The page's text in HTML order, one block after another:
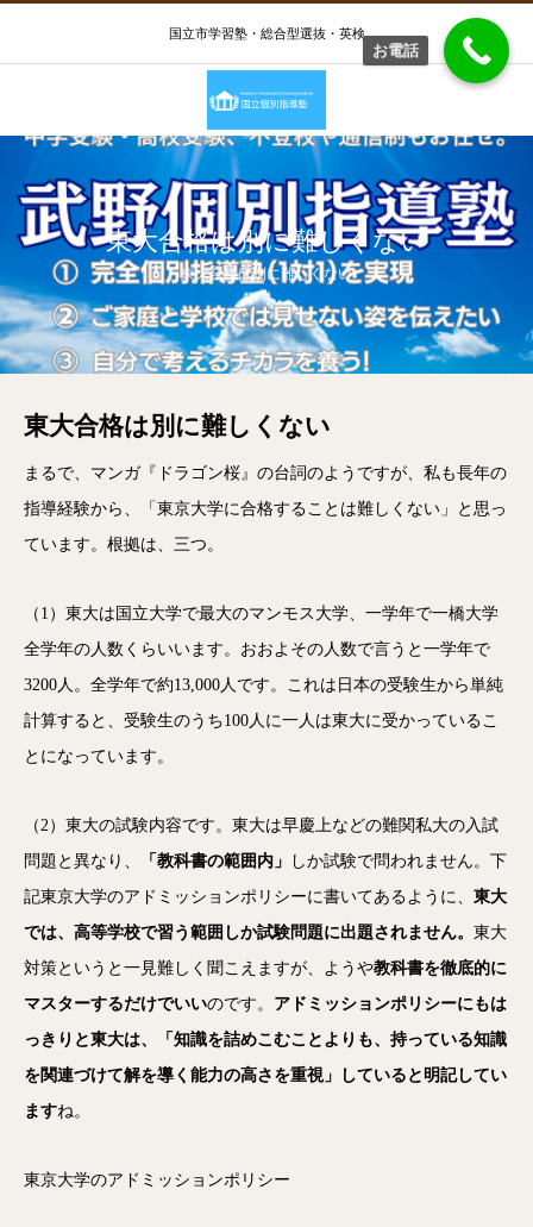
国立市学習塾・総合型選抜・英検
東大合格は別に難しくない
東大合格は別に難しくない
東大合格は別に難しくない
まるで、マンガ『ドラゴン桜』の台詞のようですが、私も長年の
指導経験から、「東京大学に合格することは難しくない」と思っ
ています。根拠は、三つ。
（1）東大は国立大学で最大のマンモス大学、一学年で一橋大学
全学年の人数くらいいます。おおよその人数で言うと一学年で
3200人。全学年で約13,000人です。これは日本の受験生から単純
計算すると、受験生のうち100人に一人は東大に受かっているこ
とになっています。
（2）東大の試験内容です。東大は早慶上などの難関私大の入試
問題と異なり、
「教科書の範囲内」
しか試験で問われません。下
記東京大学のアドミッションポリシーに書いてあるように、 東大
では、高等学校で習う範囲しか試験問題に出題されません。 東大
対策というと一見難しく聞こえますが、ようや教科書を徹底的に
マスターするだけでいいのです。 アドミッションポリシーにもは
っきりと東大は、「知識を詰めこむことよりも、持っている知識
を関連づけて解を導く能力の高さを重視」していると明記してい
ますね。
東京大学のアドミッションポリシー
お電話